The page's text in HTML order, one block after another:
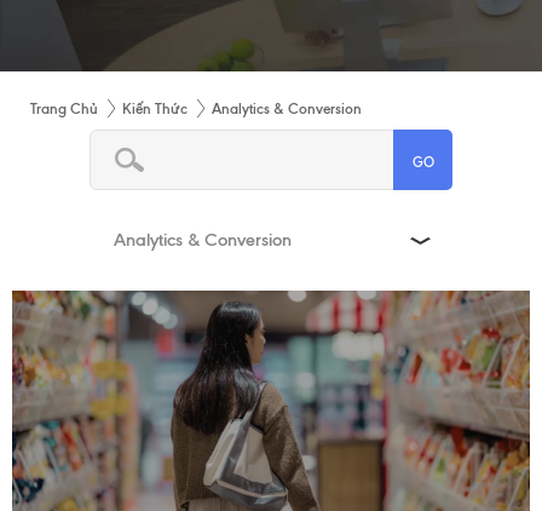
Trang Chủ Kiến Thức Analytics & Conversion
GO
Analytics & Conversion